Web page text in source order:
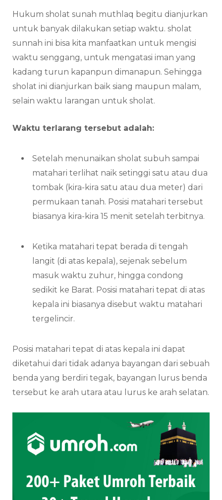
Hukum sholat sunah muthlaq begitu dianjurkan
untuk banyak dilakukan setiap waktu. sholat
sunnah ini bisa kita manfaatkan untuk mengisi
waktu senggang, untuk mengatasi iman yang
kadang turun kapanpun dimanapun. Sehingga
sholat ini dianjurkan baik siang maupun malam,
selain waktu larangan untuk sholat.
Waktu terlarang tersebut adalah:
Setelah menunaikan sholat subuh sampai
matahari terlihat naik setinggi satu atau dua
tombak (kira-kira satu atau dua meter) dari
permukaan tanah. Posisi matahari tersebut
biasanya kira-kira 15 menit setelah terbitnya.
Ketika matahari tepat berada di tengah
langit (di atas kepala), sejenak sebelum
masuk waktu zuhur, hingga condong
sedikit ke Barat. Posisi matahari tepat di atas
kepala ini biasanya disebut waktu matahari
tergelincir.
Posisi matahari tepat di atas kepala ini dapat
diketahui dari tidak adanya bayangan dari sebuah
benda yang berdiri tegak, bayangan lurus benda
tersebut ke arah utara atau lurus ke arah selatan.